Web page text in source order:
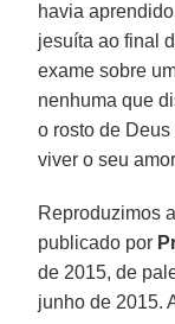
havia
jesuíta ao final
exame sobre
nenhuma que
o rosto de
viver o seu
Reproduzimos
publicado por
de 2015, de
junho de 2015.